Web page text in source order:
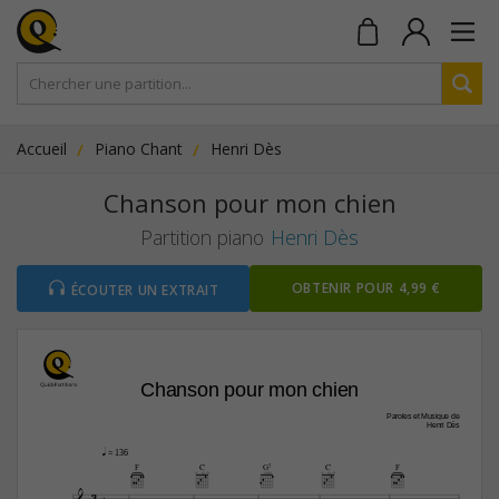
Accueil Piano Chant Henri Dès
Chanson pour mon chien
Partition piano Henri Dès
ÉCOUTER UN EXTRAIT OBTENIR POUR 4,99 €
Chanson pour mon chien
Paroles et Musique de
Henri Dès
F C G7 C F
q = 136